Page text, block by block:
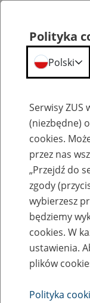
Szkolenia
Zaproś ZUS
Rodzaj wydarzenia
Polityka
Polski
Serwisy ZUS
(niezbędne)
cookies.
przez nas
„Przejdź do
zgody
wybierzesz
będziemy
cookies. W
ustawienia.
plików
Polityka